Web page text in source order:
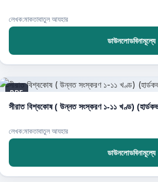
লেখক:মাকতাবাতুল আযহার
ডাউনলোডবিনামূল্যে
PDF
সীরাত বিশ্বকোষ ( উন্নত সংস্করণ ১-১১ খণ্ড)
লেখক:মাকতাবাতুল আযহার
ডাউনলোডবিনামূল্যে